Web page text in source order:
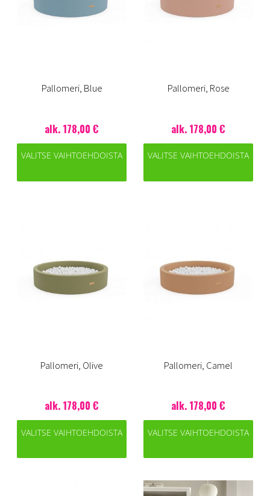
Pallomeri, Blue
alk. 178,00 €
VALITSE VAIHTOEHDOISTA
Pallomeri, Rose
alk. 178,00 €
VALITSE VAIHTOEHDOISTA
Pallomeri, Olive
alk. 178,00 €
VALITSE VAIHTOEHDOISTA
Pallomeri, Camel
alk. 178,00 €
VALITSE VAIHTOEHDOISTA